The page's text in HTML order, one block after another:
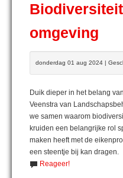
omgeving
donderdag 01 aug 2024 |
Duik dieper in het belang
Veenstra van
we samen waarom
kruiden een belangrijke rol
maken heeft met de
een steentje bij kan dragen.
Reageer!